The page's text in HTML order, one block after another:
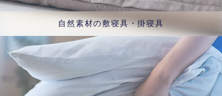
自然素材の敷寝具・掛寝具